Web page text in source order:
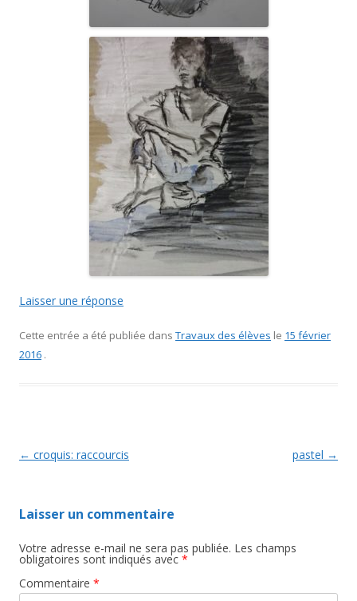
Laisser une réponse
Cette entrée a été publiée dans Travaux des élèves le 15 février
2016 .
Navigation des articles
← croquis: raccourcis pastel →
Laisser un commentaire
Votre adresse e-mail ne sera pas publiée. Les champs
obligatoires sont indiqués avec *
Commentaire *